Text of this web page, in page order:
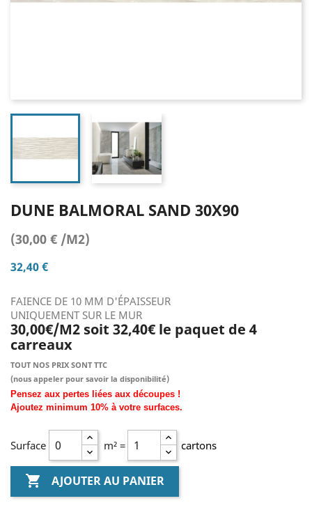
DUNE BALMORAL SAND 30X90
(30,00 € /M2)
32,40 €
FAIENCE DE 10 MM D'ÉPAISSEUR
UNIQUEMENT SUR LE MUR
30,00€/M2 soit 32,40€ le paquet de 4
carreaux
TOUT NOS PRIX SONT TTC
(nous appeler pour savoir la disponibilité)
Pensez aux pertes liées aux découpes !
Ajoutez minimum 10% à votre surfaces.
Surface m² = cartons
 AJOUTER AU PANIER